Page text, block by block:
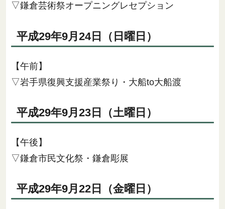
▽鎌倉芸術祭オープニングレセプション
平成29年9月24日（日曜日）
【午前】
▽岩手県復興支援産業祭り・大船to大船渡
平成29年9月23日（土曜日）
【午後】
▽鎌倉市民文化祭・鎌倉彫展
平成29年9月22日（金曜日）